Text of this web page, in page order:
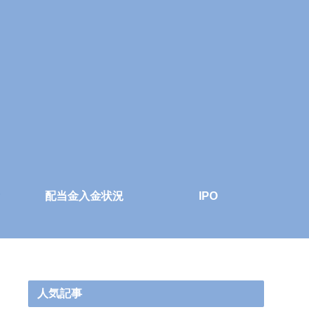
配当金入金状況 IPO
人気記事